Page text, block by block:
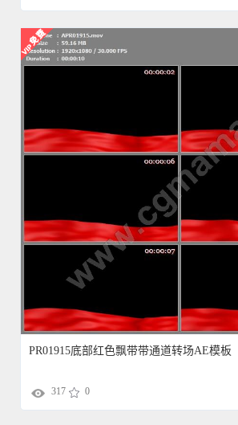
PR01915底部红色飘带带通道转场AE模板
317 0